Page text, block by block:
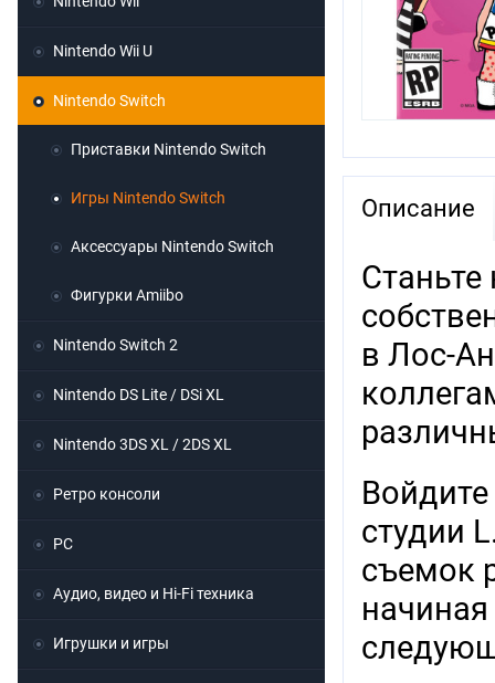
Описание
в Лос-
студии
съемок
Nintendo Wii U
Nintendo Switch
Приставки Nintendo Switch
Игры Nintendo Switch
Аксессуары Nintendo Switch
Фигурки Amiibo
Nintendo Switch 2
Nintendo DS Lite / DSi XL
Nintendo 3DS XL / 2DS XL
Ретро консоли
PC
Аудио, видео и Hi-Fi техника
Игрушки и игры